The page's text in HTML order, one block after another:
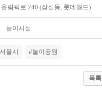
림픽로 240 (잠실동, 롯데월드)
놀이시설
울시 #놀이공원
목록